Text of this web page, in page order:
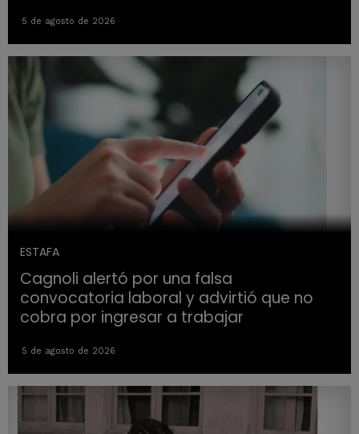
5 de agosto de 2026
ESTAFA
Cagnoli alertó por una falsa
convocatoria laboral y advirtió que no
cobra por ingresar a trabajar
5 de agosto de 2026